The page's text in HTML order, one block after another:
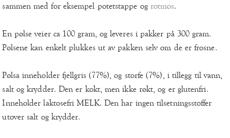
sammen med for eksempel potetstappe og rotmos.
En pølse veier ca 100 gram, og leveres i pakker på 300 gram.
Pølsene kan enkelt plukkes ut av pakken selv om de er frosne.
Pølsa inneholder fjellgris (77%), og storfe (7%), i tillegg til vann,
salt og krydder. Den er kokt, men ikke røkt, og er glutenfri.
Inneholder laktosefri MELK. Den har ingen tilsetningsstoffer
utover salt og krydder.